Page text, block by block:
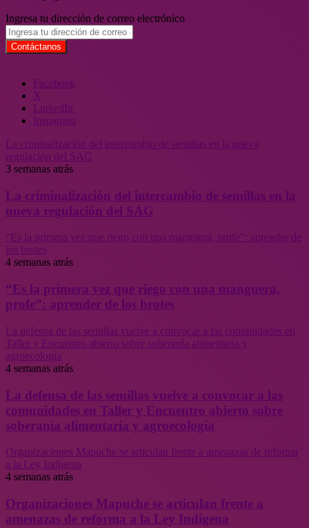
Ingresa tu dirección de correo electrónico
Facebook
X
LinkedIn
Instagram
La criminalización del intercambio de semillas en la nueva
regulación del SAG
3 semanas atrás
La criminalización del intercambio de semillas en la
nueva regulación del SAG
“Es la primera vez que riego con una manguera, profe”: aprender de
los brotes
4 semanas atrás
“Es la primera vez que riego con una manguera,
profe”: aprender de los brotes
La defensa de las semillas vuelve a convocar a las comunidades en
Taller y Encuentro abierto sobre soberanía alimentaria y
agroecología
4 semanas atrás
La defensa de las semillas vuelve a convocar a las
comunidades en Taller y Encuentro abierto sobre
soberanía alimentaria y agroecología
Organizaciones Mapuche se articulan frente a amenazas de reforma
a la Ley Indígena
4 semanas atrás
Organizaciones Mapuche se articulan frente a
amenazas de reforma a la Ley Indígena